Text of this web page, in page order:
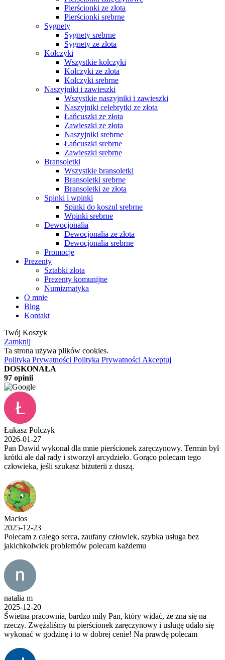
Pierścionki ze złota
Pierścionki srebrne
Sygnety
Sygnety srebrne
Sygnety ze złota
Kolczyki
Wszystkie kolczyki
Kolczyki ze złota
Kolczyki srebrne
Naszyjniki i zawieszki
Wszystkie naszyjniki i zawieszki
Naszyjniki celebrytki ze złota
Łańcuszki ze złota
Zawieszki ze złota
Naszyjniki srebrne
Łańcuszki srebrne
Zawieszki srebrne
Bransoletki
Wszystkie bransoletki
Bransoletki srebrne
Bransoletki ze złota
Spinki i wpinki
Spinki do koszul srebrne
Wpinki srebrne
Dewocjonalia
Dewocjonalia ze złota
Dewocjonalia srebrne
Promocje
Prezenty
Sztabki złota
Prezenty komunijne
Numizmatyka
O mnie
Blog
Kontakt
Twój Koszyk
Zamknij
Ta strona używa plików cookies.
Polityka Prywatności Polityka Prywatności Akceptuj
DOSKONAŁA
97 opinii
Łukasz Polczyk
2026-01-27
Pan Dawid wykonał dla mnie pierścionek zaręczynowy. Termin był
krótki ale dał rady i stworzył arcydzieło. Gorąco polecam tego
człowieka, jeśli szukasz biżuterii z duszą.
Macios
2025-12-23
Polecam z całego serca, zaufany człowiek, szybka usługa bez
jakichkolwiek problemów polecam każdemu
natalia m
2025-12-20
Świetna pracownia, bardzo miły Pan, który widać, że zna się na
rzeczy. Zwężaliśmy tu pierścionek zaręczynowy i usługę udało się
wykonać w godzinę i to w dobrej cenie! Na prawdę polecam